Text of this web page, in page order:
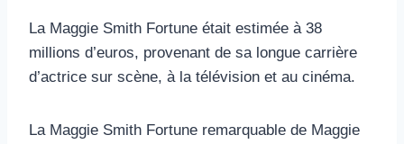
La Maggie Smith Fortune était estimée à 38
millions d’euros, provenant de sa longue carrière
d’actrice sur scène, à la télévision et au cinéma.
La Maggie Smith Fortune remarquable de Maggie